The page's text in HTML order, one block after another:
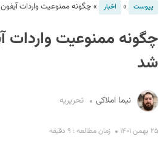
پیوست » اخبار » چگونه ممنوعیت واردات آیفون ۱۴ قطعی شد
شد
نیما املاکی تحریریه
۲۵ بهمن ۱۴۰۱ زمان مطالعه : ۹ دقیقه